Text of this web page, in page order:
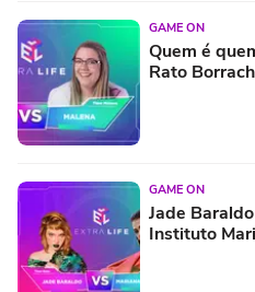
GAME ON
Quem é
Rato
GAME ON
Jade
Instituto